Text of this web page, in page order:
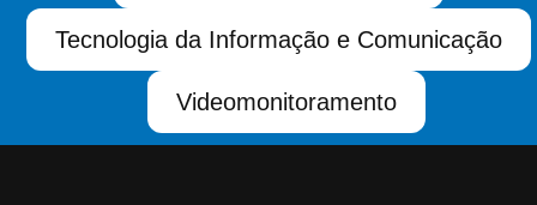
Tecnologia da Informação e Comunicação
Videomonitoramento